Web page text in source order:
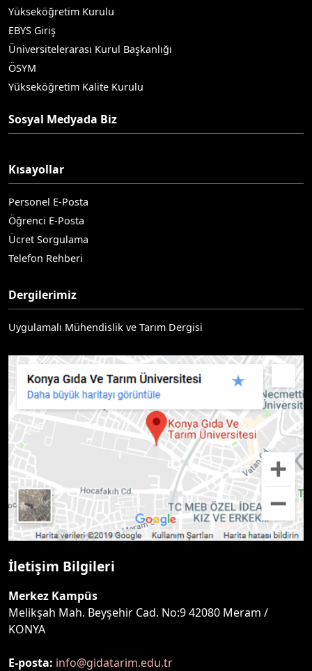
Yükseköğretim Kurulu
EBYS Giriş
Üniversitelerarası Kurul Başkanlığı
ÖSYM
Yükseköğretim Kalite Kurulu
Sosyal Medyada Biz
Kısayollar
Personel E-Posta
Öğrenci E-Posta
Ücret Sorgulama
Telefon Rehberi
Dergilerimiz
Uygulamalı Mühendislik ve Tarım Dergisi
İletişim Bilgileri
Merkez Kampüs
Melikşah Mah. Beyşehir Cad. No:9 42080 Meram /
KONYA
E-posta: info@gidatarim.edu.tr